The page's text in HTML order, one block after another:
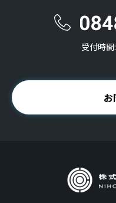
受付時
お